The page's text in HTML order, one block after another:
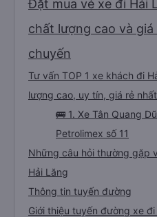
Đặt mua vé xe đi Hải
chất lượng cao và
chuyến
Tư vấn TOP 1 xe khách đi
lượng cao, uy tín, giá rẻ
🚌 1. Xe Tân Quang
Petrolimex số 11
Những câu hỏi thường gặp
Hải Lăng
Thông tin tuyến đường
Giới thiệu tuyến đường xe